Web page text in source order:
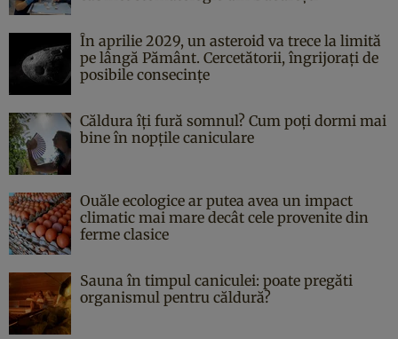
În aprilie 2029, un asteroid va trece la limită
pe lângă Pământ. Cercetătorii, îngrijorați de
posibile consecințe
Căldura îți fură somnul? Cum poți dormi mai
bine în nopțile caniculare
Ouăle ecologice ar putea avea un impact
climatic mai mare decât cele provenite din
ferme clasice
Sauna în timpul caniculei: poate pregăti
organismul pentru căldură?